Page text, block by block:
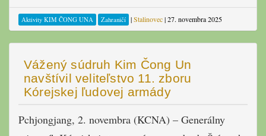
Aktivity KIM ČONG UNA Zahraničí |Stalinovec|27. novembra 2025
Vážený súdruh Kim Čong Un
navštívil veliteľstvo 11. zboru
Kórejskej ľudovej armády
Pchjongjang, 2. novembra (KCNA) – Generálny